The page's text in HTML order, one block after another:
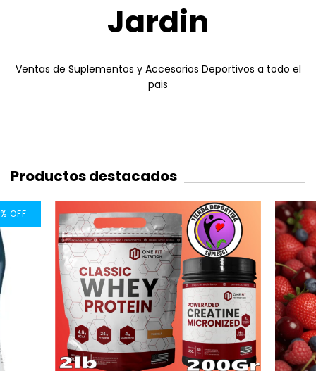
Jardin
Ventas de Suplementos y Accesorios Deportivos a todo el
pais
Productos destacados
% OFF